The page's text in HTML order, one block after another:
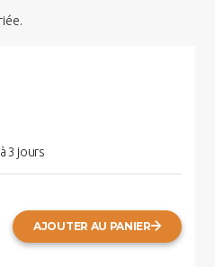
3 jours
AJOUTER AU PANIER